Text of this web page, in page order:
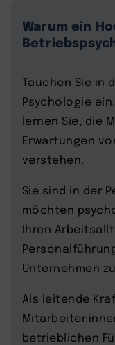
Warum ein
Tauchen Sie in
Psychologie
lernen Sie, die
Erwartungen
verstehen.
Sie sind in der
möchten
Ihren
Unternehmen
Als leitende
betrieblichen